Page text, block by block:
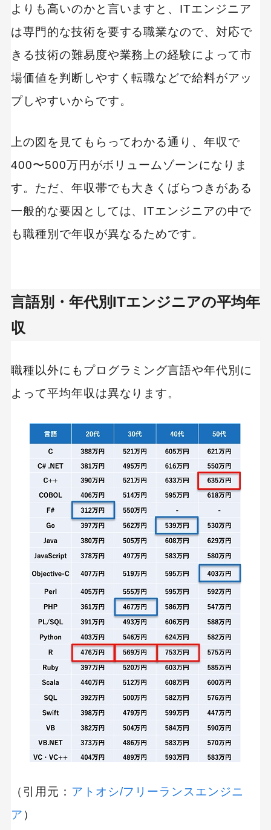
よりも高いのかと言いますと、ITエンジニア
は専門的な技術を要する職業なので、対応で
きる技術の難易度や業務上の経験によって市
場価値を判断しやすく転職などで給料がアッ
プしやすいからです。
上の図を見てもらってわかる通り、年収で
400〜500万円がボリュームゾーンになりま
す。ただ、年収帯でも大きくばらつきがある
一般的な要因としては、ITエンジニアの中で
も職種別で年収が異なるためです。
言語別・年代別ITエンジニアの平均年
収
職種以外にもプログラミング言語や年代別に
よって平均年収は異なります。
（引用元： アトオシ/フリーランスエンジニ
ア ）